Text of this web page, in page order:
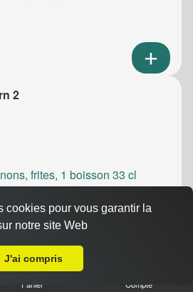
2
frites, 1 boisson 33 cl
Panier Compte
cookies pour vous garantir la
notre site Web
J'ai compris